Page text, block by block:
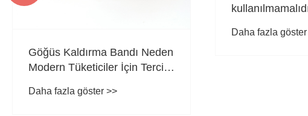
Göğüs Kaldırma Bandı Neden
Modern Tüketiciler İçin Tercih
Geliyor?
Daha fazla göster >>
Daha fazla